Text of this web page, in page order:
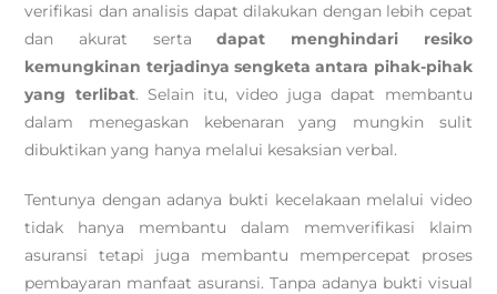
verifikasi dan analisis dapat dilakukan dengan lebih cepat
dan akurat sertadapat menghindari resiko
kemungkinan terjadinya sengketa antara pihak-pihak
yang terlibat. Selain itu, video juga dapat membantu
dalam menegaskan kebenaran yang mungkin sulit
dibuktikan yang hanya melalui kesaksian verbal.
Tentunya dengan adanya bukti kecelakaan melalui video
tidak hanya membantu dalam memverifikasi klaim
asuransi tetapi juga membantu mempercepat proses
pembayaran manfaat asuransi. Tanpa adanya bukti visual